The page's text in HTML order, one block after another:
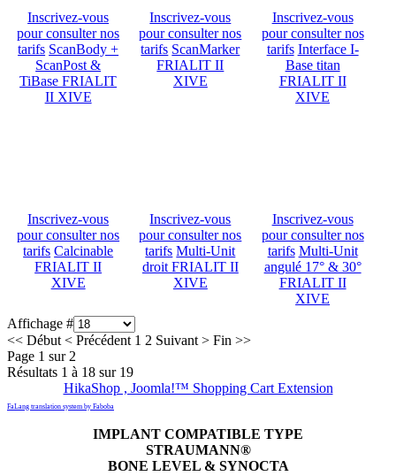
Inscrivez-vous
pour consulter nos
tarifs ScanBody +
ScanPost &
TiBase FRIALIT
II XIVE
Inscrivez-vous
pour consulter nos
tarifs ScanMarker
FRIALIT II
XIVE
Inscrivez-vous
pour consulter nos
tarifs Interface I-
Base titan
FRIALIT II
XIVE
Inscrivez-vous
pour consulter nos
tarifs Calcinable
FRIALIT II
XIVE
Inscrivez-vous
pour consulter nos
tarifs Multi-Unit
droit FRIALIT II
XIVE
Inscrivez-vous
pour consulter nos
tarifs Multi-Unit
angulé 17° & 30°
FRIALIT II
XIVE
Affichage #
<< Début < Précédent 1 2 Suivant > Fin >>
Page 1 sur 2
Résultats 1 à 18 sur 19
HikaShop , Joomla!™ Shopping Cart Extension
FaLang translation system by Faboba
IMPLANT COMPATIBLE TYPE
STRAUMANN®
BONE LEVEL & SYNOCTA